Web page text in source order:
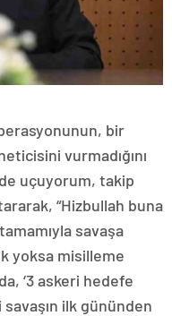
bir
vurmadığını
uçuyorum, takip
“Hizbullah buna
savaşa
yoksa misilleme
‘3 askeri hedefe
savaşın ilk gününden